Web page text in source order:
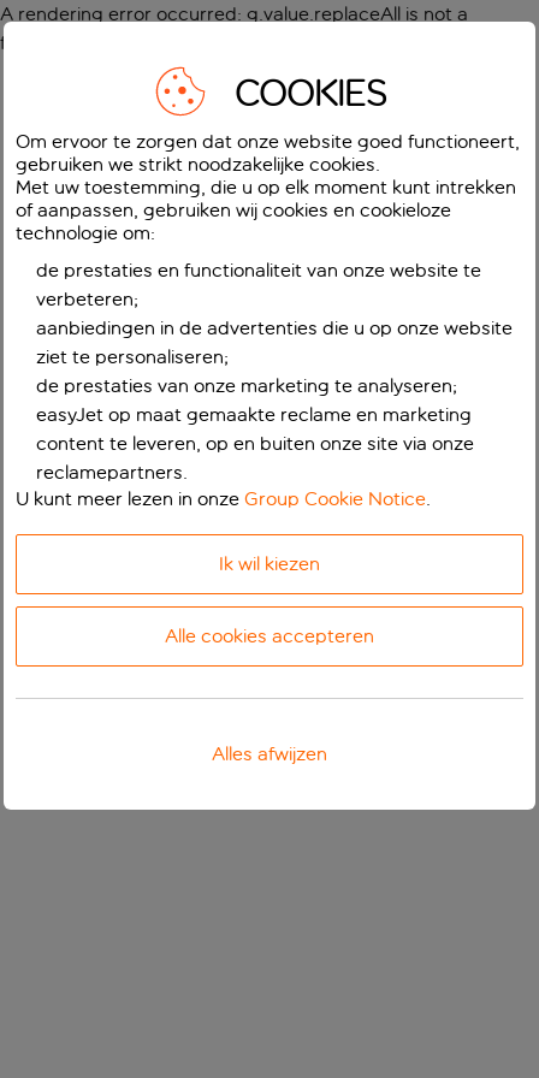
A rendering error occurred: g.value.replaceAll is not a
function
COOKIES
Om ervoor te zorgen dat onze website goed functioneert,
gebruiken we strikt noodzakelijke cookies.
Met uw toestemming, die u op elk moment kunt intrekken
of aanpassen, gebruiken wij cookies en cookieloze
technologie om:
de prestaties en functionaliteit van onze website te
verbeteren;
aanbiedingen in de advertenties die u op onze website
ziet te personaliseren;
de prestaties van onze marketing te analyseren;
easyJet op maat gemaakte reclame en marketing
content te leveren, op en buiten onze site via onze
reclamepartners.
U kunt meer lezen in onzeGroup Cookie Notice.
Ik wil kiezen
Alle cookies accepteren
Alles afwijzen